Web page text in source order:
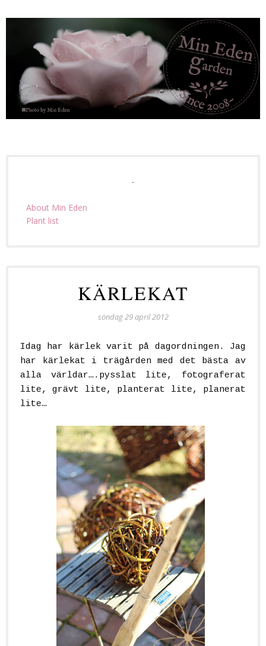
About Min Eden
Plant list
KÄRLEKAT
söndag 29 april 2012
Idag har kärlek varit på dagordningen. Jag
har kärlekat i trägården med det bästa av
alla världar….pysslat lite, fotograferat
lite, grävt lite, planterat lite, planerat
lite…